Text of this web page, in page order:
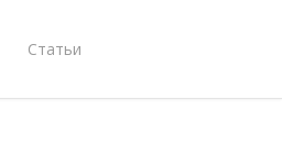
Статьи